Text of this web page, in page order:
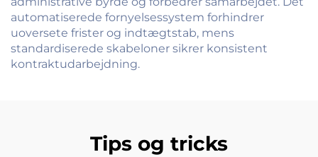
automatiserede fornyelsessystem forhindrer
uoversete frister og indtægtstab, mens
standardiserede skabeloner sikrer konsistent
kontraktudarbejdning.
Tips og tricks